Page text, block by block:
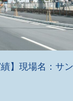
績】現場名：サ